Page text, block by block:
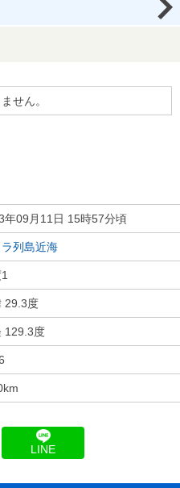
せん。
年09月11日 15時57分頃
ラ列島近海
29.3度
129.3度
LINE